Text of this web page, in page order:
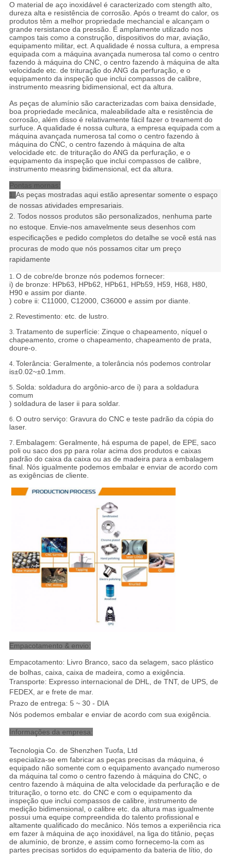
O material de aço inoxidável é caracterizado com stength alto,
dureza alta e resistência de corrosão. Após o treamt do calor, os
produtos têm a melhor propriedade mechancial e alcançam o
grande rersistance da pressão. É amplamente utilizado nos
campos tais como a construção, dispositivos do mar, aviação,
equipamento militar, ect. A qualidade é nossa cultura, a empresa
equipada com a máquina avançada numerosa tal como o centro
fazendo à máquina do CNC, o centro fazendo à máquina de alta
velocidade etc. de trituração do ANG da perfuração, e o
equipamento da inspeção que inclui compassos de calibre,
instrumento measring bidimensional, ect da altura.
As peças de alumínio são caracterizadas com baixa densidade,
boa propriedade mecânica, maleabilidade alta e resistência de
corrosão, além disso é relativamente fácil fazer o treamemt do
surfuce. A qualidade é nossa cultura, a empresa equipada com a
máquina avançada numerosa tal como o centro fazendo à
máquina do CNC, o centro fazendo à máquina de alta
velocidade etc. de trituração do ANG da perfuração, e o
equipamento da inspeção que inclui compassos de calibre,
instrumento measring bidimensional, ect da altura.
Pontas mornas:
1. As peças mostradas aqui estão apresentar somente o espaço
de nossas atividades empresariais.
2. Todos nossos produtos são personalizados, nenhuma parte
no estoque. Envie-nos amavelmente seus desenhos com
especificações e pedido completos do detalhe se você está nas
procuras de modo que nós possamos citar um preço
rapidamente
1. O de cobre/de bronze nós podemos fornecer:
i) de bronze: HPb63, HPb62, HPb61, HPb59, H59, H68, H80,
H90 e assim por diante.
) cobre ii: C11000, C12000, C36000 e assim por diante.
2. Revestimento: etc. de lustro.
3. Tratamento de superfície: Zinque o chapeamento, níquel o
chapeamento, crome o chapeamento, chapeamento de prata,
doure-o.
4. Tolerância: Geralmente, a tolerância nós podemos controlar
is±0.02~±0.1mm.
5. Solda: soldadura do argônio-arco de i) para a soldadura
comum
) soldadura de laser ii para soldar.
6. O outro serviço: Gravura do CNC e teste padrão da cópia do
laser.
7. Embalagem: Geralmente, há espuma de papel, de EPE, saco
poli ou saco dos pp para rolar acima dos produtos e caixas
padrão do caixa da caixa ou as de madeira para a embalagem
final. Nós igualmente podemos embalar e enviar de acordo com
as exigências de cliente.
Empacotamento & envio:
Empacotamento: Livro Branco, saco da selagem, saco plástico
de bolhas, caixa, caixa de madeira, como a exigência.
Transporte: Expresso internacional de DHL, de TNT, de UPS, de
FEDEX, ar e frete de mar.
Prazo de entrega: 5 ~ 30 - DIA
Nós podemos embalar e enviar de acordo com sua exigência.
Informações da empresa:
Tecnologia Co. de Shenzhen Tuofa, Ltd
especializa-se em fabricar as peças precisas da máquina, é
equipado não somente com o equipamento avançado numeroso
da máquina tal como o centro fazendo à máquina do CNC, o
centro fazendo à máquina de alta velocidade da perfuração e de
trituração, o torno etc. do CNC e com o equipamento da
inspeção que inclui compassos de calibre, instrumento de
medição bidimensional, o calibre etc. da altura mas igualmente
possui uma equipe compreendida do talento profissional e
altamente qualificado do mecânico. Nós temos a experiência rica
em fazer à máquina de aço inoxidável, na liga do titânio, peças
de alumínio, de bronze, e assim como fornecemo-la com as
partes precisas sortidos do equipamento da bateria de lítio, do